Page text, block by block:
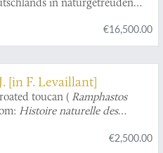
€16,500.00
[in F. Levaillant]
toucan ( Ramphastos
Histoire naturelle des
[Plate 9. Le Tocard].
€2,500.00